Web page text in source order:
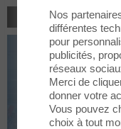
RETOUR À LA LISTE
Nos
différentes
pour
publicités,
réseaux
Merci de
donner votre
Vous pouvez
choix à tout